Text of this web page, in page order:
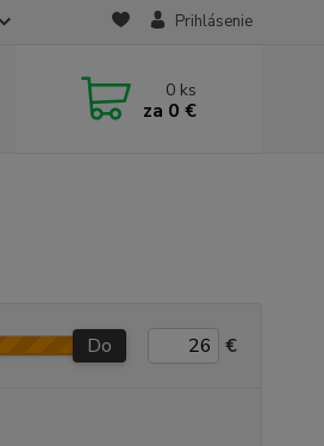
Prihlásenie
0 ks
za 0 €
Do €